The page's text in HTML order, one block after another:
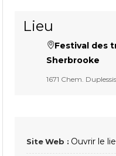
Lieu
Festival des
Sherbrooke
1671 Chem.
Site Web : Ouvrir le